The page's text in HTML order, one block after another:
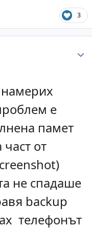
3
е
памет
от
не спадаше
backup
телефонът